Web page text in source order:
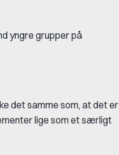
yngre grupper på
det samme som, at det er
lige som et særligt